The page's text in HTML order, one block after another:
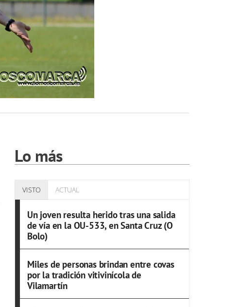
Lo más
VISTO ACTUAL
Un joven resulta herido tras una salida
de vía en la OU-533, en Santa Cruz (O
Bolo)
Miles de personas brindan entre covas
por la tradición vitivinícola de
Vilamartín